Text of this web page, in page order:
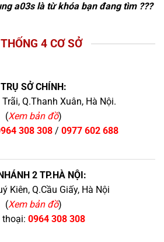
a03slà từ khóa bạn đang tìm ???
4 CƠ SỞ
TRỤ SỞ CHÍNH:
Q.Thanh Xuân, Hà Nội.
(Xem bản đồ)
308 308/ 0977 602 688
2 TP.HÀ NỘI:
Kiên, Q.Cầu Giấy, Hà Nội
(Xem bản đồ)
0964 308 308